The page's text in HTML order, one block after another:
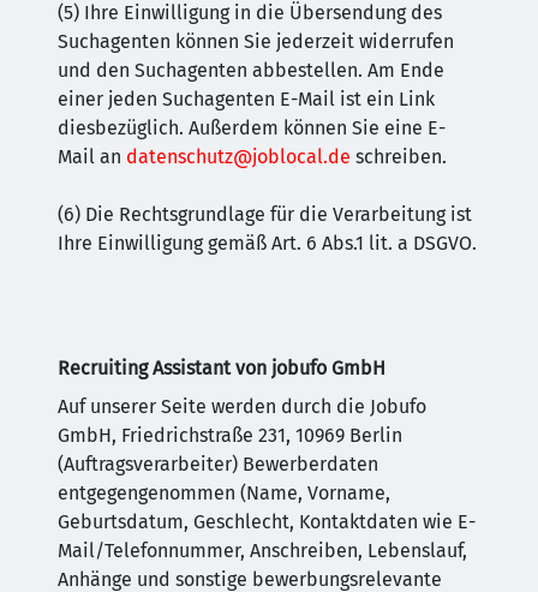
(5) Ihre Einwilligung in die Übersendung des
Suchagenten können Sie jederzeit widerrufen
und den Suchagenten abbestellen. Am Ende
einer jeden Suchagenten E-Mail ist ein Link
diesbezüglich. Außerdem können Sie eine E-
Mail an datenschutz@joblocal.de schreiben.
(6) Die Rechtsgrundlage für die Verarbeitung ist
Ihre Einwilligung gemäß Art. 6 Abs.1 lit. a DSGVO.
Recruiting Assistant von jobufo GmbH
Auf unserer Seite werden durch die Jobufo
GmbH, Friedrichstraße 231, 10969 Berlin
(Auftragsverarbeiter) Bewerberdaten
entgegengenommen (Name, Vorname,
Geburtsdatum, Geschlecht, Kontaktdaten wie E-
Mail/Telefonnummer, Anschreiben, Lebenslauf,
Anhänge und sonstige bewerbungsrelevante